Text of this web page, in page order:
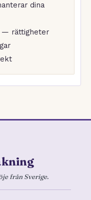
dina
— rättigheter
från Sverige.